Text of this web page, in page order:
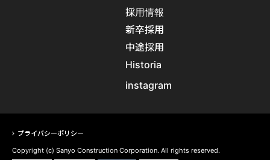
採用情報
新卒採用
中途採用
Historia
instagram
プライバシーポリシー
Copyright (c) Sanyo Construction Corporation. All rights reserved.